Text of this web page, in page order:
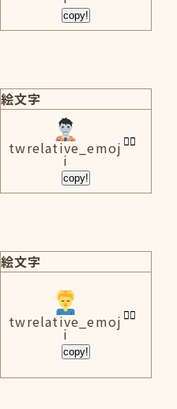
copy!
絵文字
twrelative_emoj
i
copy!
絵文字
twrelative_emoj
i
copy!